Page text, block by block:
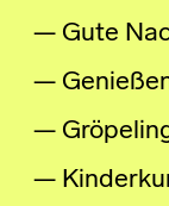
Gute